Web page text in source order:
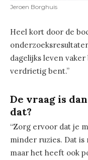
Jeroen Borghuis
Heel kort door de
dagelijks leven
verdrietig bent.”
De vraag is
dat?
“Zorg ervoor dat je
minder ruzies. Dat
maar het heeft ook